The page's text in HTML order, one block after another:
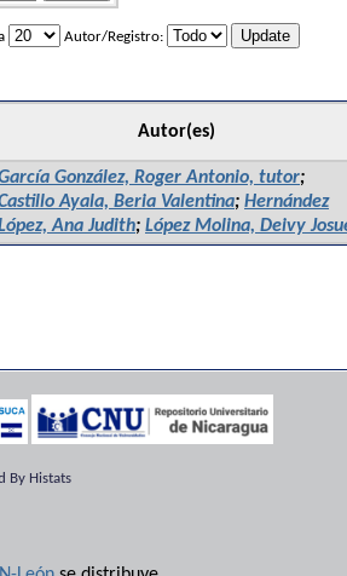
Autor/Registro:
Autor(es)
González, Roger Antonio, tutor;
Ayala, Beria Valentina; Hernández
Ana Judith; López Molina, Deivy
By Histats